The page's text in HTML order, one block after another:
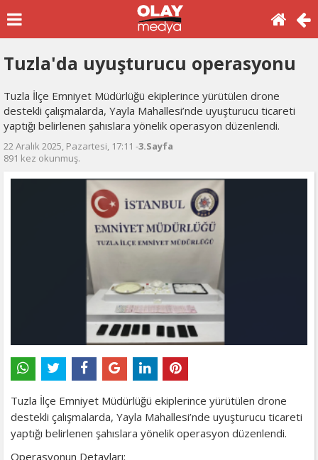
Tuzla'da uyuşturucu operasyonu
Tuzla İlçe Emniyet Müdürlüğü ekiplerince yürütülen drone
destekli çalışmalarda, Yayla Mahallesi’nde uyuşturucu ticareti
yaptığı belirlenen şahıslara yönelik operasyon düzenlendi.
22 Aralık 2025, Pazartesi, 17:11 -3.Sayfa
891 kez okunmuş.
Tuzla İlçe Emniyet Müdürlüğü ekiplerince yürütülen drone
destekli çalışmalarda, Yayla Mahallesi’nde uyuşturucu ticareti
yaptığı belirlenen şahıslara yönelik operasyon düzenlendi.
Operasyonun Detayları: